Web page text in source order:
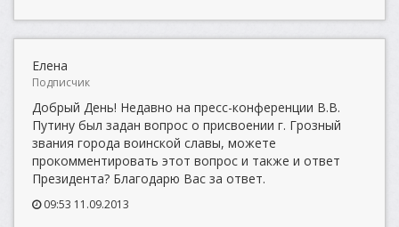
Елена
Подписчик
Добрый День! Недавно на пресс-конференции В.В.
Путину был задан вопрос о присвоении г. Грозный
звания города воинской славы, можете
прокомментировать этот вопрос и также и ответ
Президента? Благодарю Вас за ответ.
09:53 11.09.2013